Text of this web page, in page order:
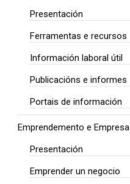
Presentación
Ferramentas e recursos
Información laboral útil
Publicacións e informes
Portais de información
Emprendemento e Empresa
Presentación
Emprender un negocio